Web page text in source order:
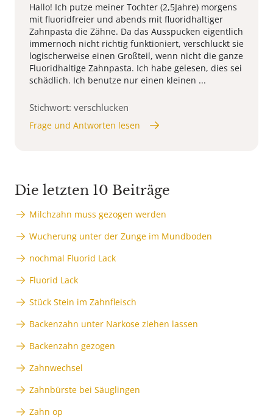
Hallo! Ich putze meiner Tochter (2,5Jahre) morgens
mit fluoridfreier und abends mit fluoridhaltiger
Zahnpasta die Zähne. Da das Ausspucken eigentlich
immernoch nicht richtig funktioniert, verschluckt sie
logischerweise einen Großteil, wenn nicht die ganze
Fluoridhaltige Zahnpasta. Ich habe gelesen, dies sei
schädlich. Ich benutze nur einen kleinen ...
Stichwort: verschlucken
Frage und Antworten lesen
Die letzten 10 Beiträge
Milchzahn muss gezogen werden
Wucherung unter der Zunge im Mundboden
nochmal Fluorid Lack
Fluorid Lack
Stück Stein im Zahnfleisch
Backenzahn unter Narkose ziehen lassen
Backenzahn gezogen
Zahnwechsel
Zahnbürste bei Säuglingen
Zahn op